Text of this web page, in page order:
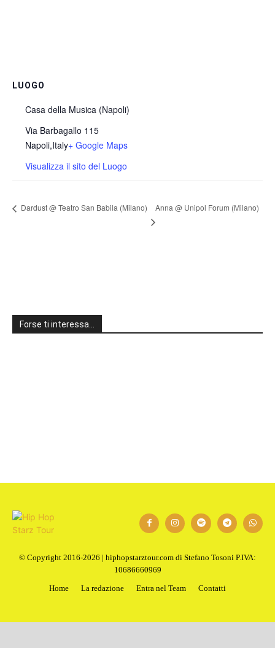
LUOGO
Casa della Musica (Napoli)
Via Barbagallo 115
Napoli,Italy+ Google Maps
Visualizza il sito del Luogo
Dardust @ Teatro San Babila (Milano) Anna @ Unipol Forum (Milano)
Forse ti interessa…
1
© Copyright 2016-2026 | hiphopstarztour.com di Stefano Tosoni P.IVA:
10686660969
Home
La redazione Entra nel Team Contatti